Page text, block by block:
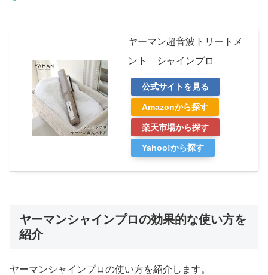
ヤーマン超音波トリートメ
ント シャインプロ
公式サイトを見る
Amazonから探す
楽天市場から探す
Yahoo!から探す
ヤーマンシャインプロの効果的な使い方を
紹介
ヤーマンシャインプロの使い方を紹介します。